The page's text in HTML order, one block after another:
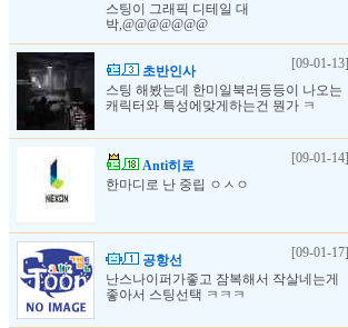
스팅이 그래픽 디테일 대
박,@@@@@@@
초반인사
[09-01-13]
스팅 해봤는데 한미일북러등등이 나오는
캐릭터와 특성에맞게하는건 뭔가 ㅋ
Anti히로
[09-01-14]
한마디로 난 중립 ㅇㅅㅇ
공항선
[09-01-17]
난스나이퍼가좋고 잠복해서 작살네는게
좋아서 스팅선택 ㅋㅋㅋ